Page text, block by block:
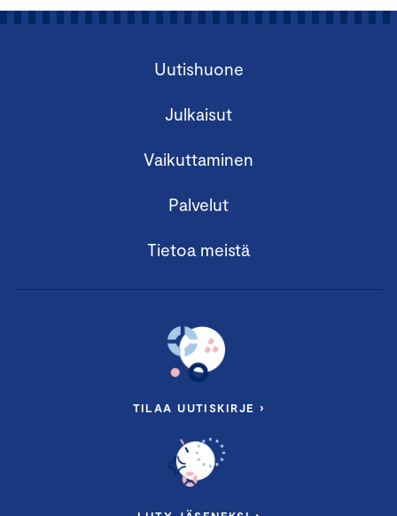
Uutishuone
Julkaisut
Vaikuttaminen
Palvelut
Tietoa meistä
TILAA UUTISKIRJE ›